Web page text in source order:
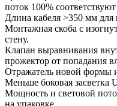
поток 100%
Длина кабеля >350 мм
Монтажная скоба с
стену.
Клапан выравнивания
прожектор от попадания
Отражатель новой формы и
Меньше боковая засветка
Мощность и световой
на упаковке.